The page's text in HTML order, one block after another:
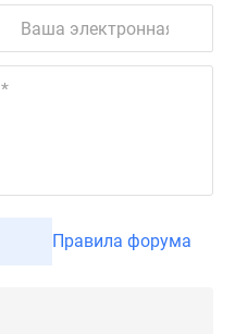
Правила форума